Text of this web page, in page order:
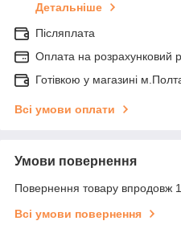
Детальніше
Післяплата
Оплата на розрахунковий
Готівкою у магазині
Всі умови оплати
Умови повернення
Повернення товару впродовж
Всі умови повернення